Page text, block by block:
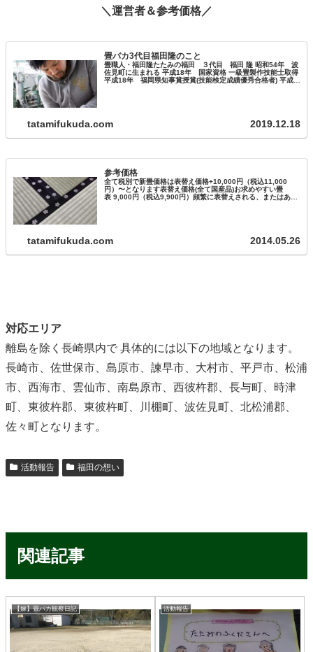
＼運営者＆参考価格／
畳バカ3代目福田隆のこと
畳職人・福田隆たたみの福田 ３代目 福田 隆 昭和54年 波
佐見町に生まれる 平成18年 国家資格 一級畳製作技能士取得
平成18年 福岡県知事賞授賞(技能検定成績優秀合格者) 平成
tatamifukuda.com 2019.12.18
参考価格
全て税別で新畳価格は表替え価格+10,000円（税込11,000
円）〜となります表替え価格(全て国産品)お求めやすい畳
表 9,000円（税込9,900円）頻繁に表替えされる、またはあま
tatamifukuda.com 2014.05.26
対応エリア
離島を除く長崎県内で 具体的には以下の地域となります。
長崎市、佐世保市、島原市、諫早市、大村市、平戸市、松浦
市、西海市、雲仙市、南島原市、西彼杵郡、長与町、時津
町、東彼杵郡、東彼杵町、川棚町、波佐見町、北松浦郡、
佐々町となります。
活動報告 福田の想い
関連記事
【嫁】畳バカ観察日記 活動報告